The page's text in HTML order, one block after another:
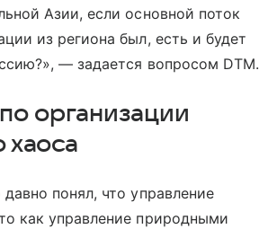
Азии, если основной поток
из региона был, есть и будет
— задается вопросом DTM.
организации
хаоса
понял, что управление
как управление природными